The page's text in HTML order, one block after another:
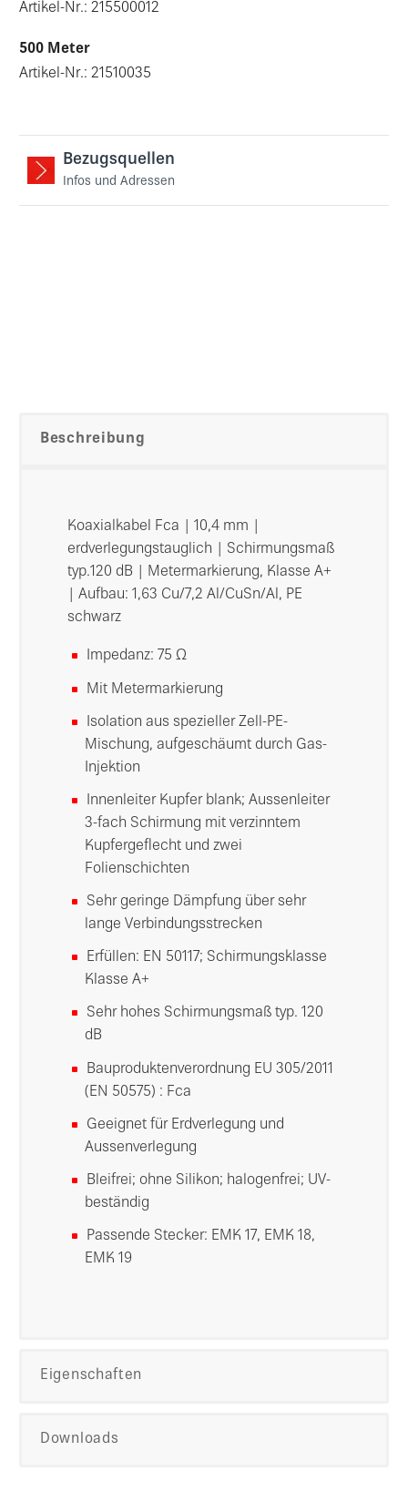
Artikel-Nr.: 215500012
500 Meter
Artikel-Nr.: 21510035
Bezugsquellen
Infos und Adressen
Beschreibung
Koaxialkabel Fca | 10,4 mm |
erdverlegungstauglich | Schirmungsmaß
typ.120 dB | Metermarkierung, Klasse A+
| Aufbau: 1,63 Cu/7,2 Al/CuSn/Al, PE
schwarz
Impedanz: 75 Ω
Mit Metermarkierung
Isolation aus spezieller Zell-PE-
Mischung, aufgeschäumt durch Gas-
Injektion
Innenleiter Kupfer blank; Aussenleiter
3-fach Schirmung mit verzinntem
Kupfergeflecht und zwei
Folienschichten
Sehr geringe Dämpfung über sehr
lange Verbindungsstrecken
Erfüllen: EN 50117; Schirmungsklasse
Klasse A+
Sehr hohes Schirmungsmaß typ. 120
dB
Bauproduktenverordnung EU 305/2011
(EN 50575) : Fca
Geeignet für Erdverlegung und
Aussenverlegung
Bleifrei; ohne Silikon; halogenfrei; UV-
beständig
Passende Stecker: EMK 17, EMK 18,
EMK 19
Eigenschaften
Downloads